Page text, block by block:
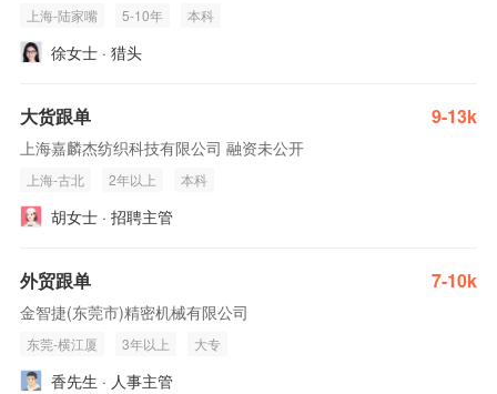
上海-陆家嘴 5-10年 本科
徐女士 · 猎头
大货跟单 9-13k
上海嘉麟杰纺织科技有限公司 融资未公开
上海-古北 2年以上 本科
胡女士 · 招聘主管
外贸跟单 7-10k
金智捷(东莞市)精密机械有限公司
东莞-横江厦 3年以上 大专
香先生 · 人事主管